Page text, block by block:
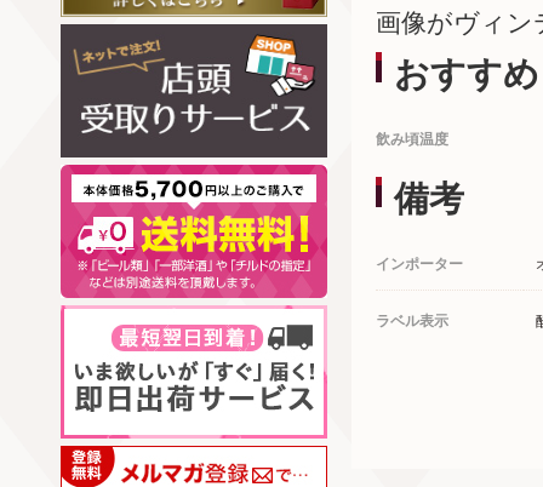
画像がヴィン
おすすめ
飲み頃温度
備考
インポーター
ラベル表示